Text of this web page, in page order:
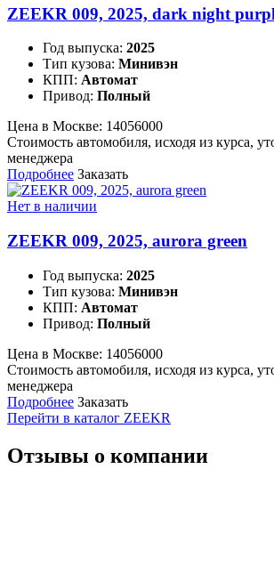
ZEEKR 009, 2025, dark night
Год выпуска: 2025
Тип кузова: Минивэн
КПП: Автомат
Привод: Полный
Цена в Москве: 14056000
Стоимость автомобиля, исходя из курса,
менеджера
Подробнее Заказать
Нет в наличии
ZEEKR 009, 2025, aurora green
Год выпуска: 2025
Тип кузова: Минивэн
КПП: Автомат
Привод: Полный
Цена в Москве: 14056000
Стоимость автомобиля, исходя из курса,
менеджера
Подробнее Заказать
Перейти в каталог ZEEKR
Отзывы о компании